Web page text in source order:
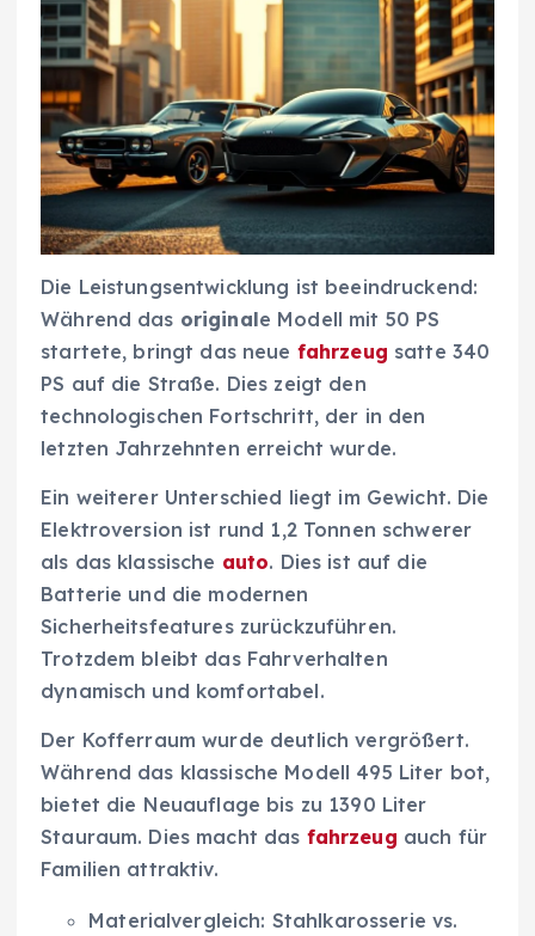
Die Leistungsentwicklung ist beeindruckend:
Während das originale Modell mit 50 PS
startete, bringt das neue fahrzeug satte 340
PS auf die Straße. Dies zeigt den
technologischen Fortschritt, der in den
letzten Jahrzehnten erreicht wurde.
Ein weiterer Unterschied liegt im Gewicht. Die
Elektroversion ist rund 1,2 Tonnen schwerer
als das klassische auto. Dies ist auf die
Batterie und die modernen
Sicherheitsfeatures zurückzuführen.
Trotzdem bleibt das Fahrverhalten
dynamisch und komfortabel.
Der Kofferraum wurde deutlich vergrößert.
Während das klassische Modell 495 Liter bot,
bietet die Neuauflage bis zu 1390 Liter
Stauraum. Dies macht das fahrzeug auch für
Familien attraktiv.
Materialvergleich: Stahlkarosserie vs.